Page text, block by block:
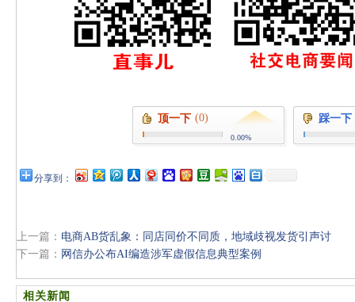
顶一下 (0)
0.00%
踩一下
分享到：
上一篇： 电商AB货乱象：同店同价不同质，地域歧视发货引声讨
下一篇： 网信办公布AI编造涉军虚假信息典型案例
相关新闻